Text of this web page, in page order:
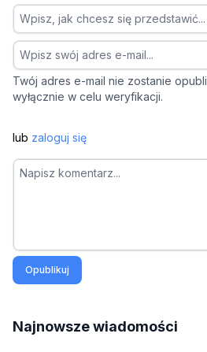
Twój adres e-mail nie zostanie
wyłącznie w celu weryfikacji.
lub zaloguj się
Opublikuj
Najnowsze wiadomości